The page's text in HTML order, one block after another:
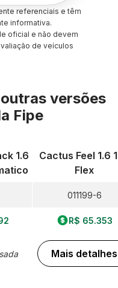
referenciais e têm
informativa.
oficial e não devem
de veículos
versões
Fipe
1.6
Cactus Feel 1.6
Flex
011199-6
R$ 65.353
Mais detalhes